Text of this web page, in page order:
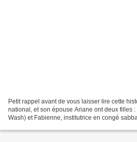
Petit rappel avant de vous laisser lire cette
national, et son épouse Ariane ont deux filles
Wash) et Fabienne, institutrice en congé